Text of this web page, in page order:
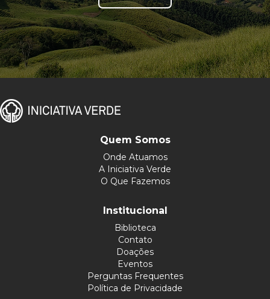
Quem Somos
Onde Atuamos
A Iniciativa Verde
O Que Fazemos
Institucional
Biblioteca
Contato
Doações
Eventos
Perguntas Frequentes
Política de Privacidade